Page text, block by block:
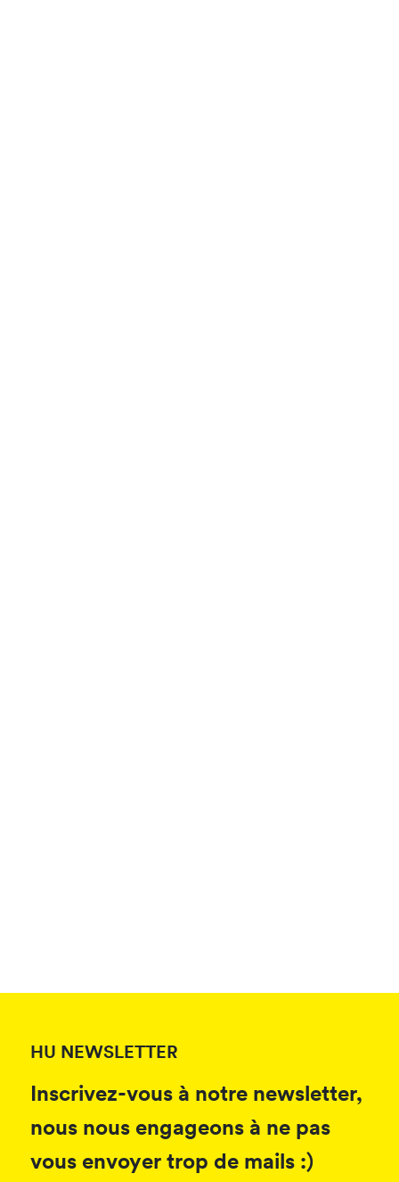
HU NEWSLETTER
Inscrivez-vous à notre newsletter,
nous nous engageons à ne pas
vous envoyer trop de mails :)